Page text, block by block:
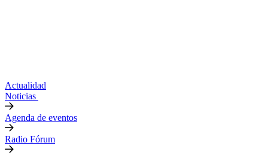
Actualidad
Noticias
Agenda de eventos
Radio Fórum